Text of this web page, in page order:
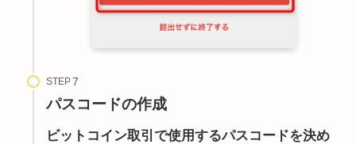
STEP
パスコードの作成
ビットコイン取引で使用するパスコードを決め